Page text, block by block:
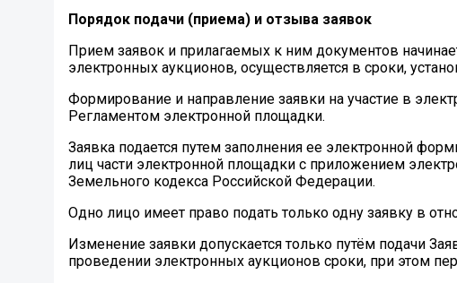
Порядок подачи (приема) и отзыва заявок
Прием заявок и прилагаемых к ним документов
электронных аукционов, осуществляется в сроки,
Формирование и направление заявки на участие в
Регламентом электронной площадки.
Заявка подается путем заполнения ее электронной
лиц части электронной площадки с приложением
Земельного кодекса Российской Федерации.
Одно лицо имеет право подать только одну заявку в
Изменение заявки допускается только путём подачи
проведении электронных аукционов сроки, при этом